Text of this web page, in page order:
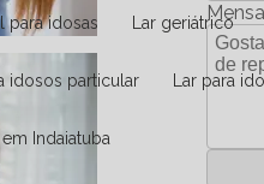
para idosas Lar geriátrico
idosos particular Lar para
Indaiatuba